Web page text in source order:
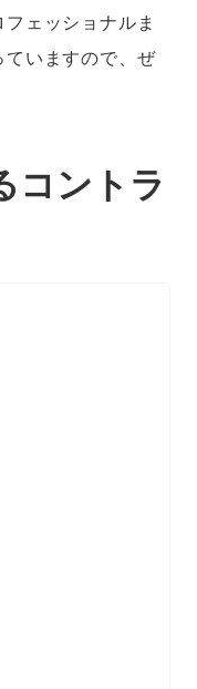
ェッショナルま
いますので、ぜ
コントラ